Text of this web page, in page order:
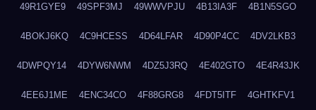
49R1GYE9 49SPF3MJ 49WWVPJU 4B13IA3F 4B1N5SGO
4BOKJ6KQ 4C9HCESS 4D64LFAR 4D90P4CC 4DV2LKB3
4DWPQY14 4DYW6NWM 4DZ5J3RQ 4E402GTO 4E4R43JK
4EE6J1ME 4ENC34CO 4F88GRG8 4FDT5ITF 4GHTKFV1